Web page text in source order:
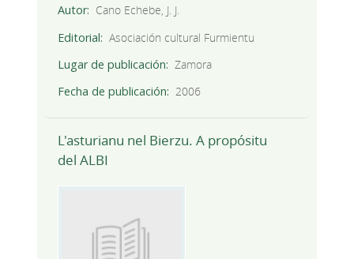
Autor
Cano Echebe, J. J.
Editorial
Asociación cultural Furmientu
Lugar de publicación
Zamora
Fecha de publicación
2006
L'asturianu nel Bierzu. A propósitu
del ALBI